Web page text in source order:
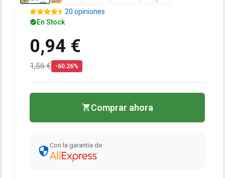
20 opiniones
En Stock
0,94 €
1,56 € -60.26%
Comprar ahora
Con la garantía de